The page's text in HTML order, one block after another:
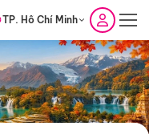
TP. Hồ Chí Minh